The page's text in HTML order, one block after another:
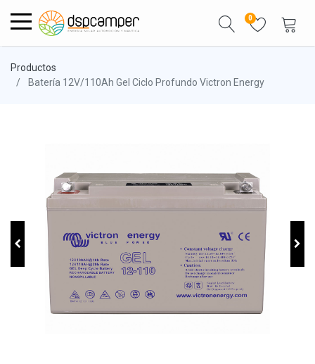
0
Productos
Batería 12V/110Ah Gel Ciclo Profundo Victron Energy